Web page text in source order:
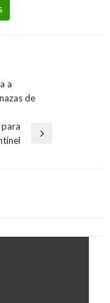
a
de
para